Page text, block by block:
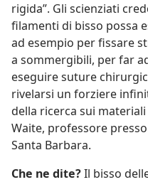
rigida”. Gli scienziati
filamenti di bisso possa
ad esempio per fissare
a sommergibili, per far
eseguire suture
rivelarsi un forziere
della ricerca sui
Waite, professore
Santa Barbara.
Che ne dite?Il bisso